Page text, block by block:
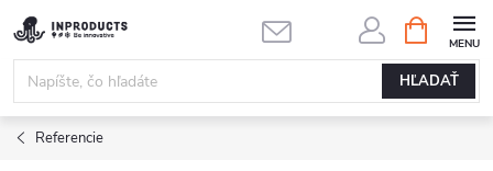
Prejsť
na
obsah
HĽADAŤ
KOŠÍK
Referencie